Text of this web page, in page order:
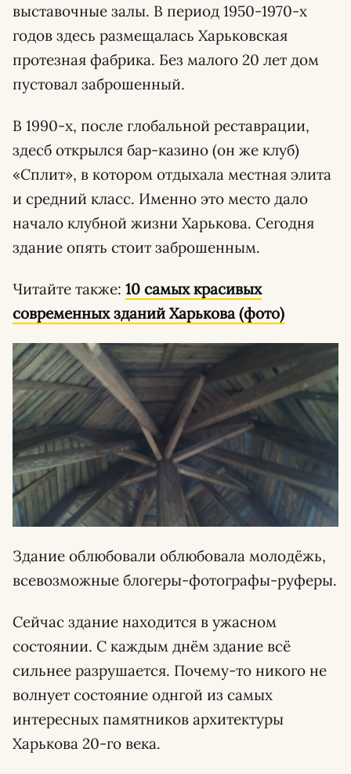
выставочные залы. В период 1950-1970-х
годов здесь размещалась Харьковская
протезная фабрика. Без малого 20 лет дом
пустовал заброшенный.
В 1990-х, после глобальной реставрации,
здесб открылся бар-казино (он же клуб)
«Сплит», в котором отдыхала местная элита
и средний класс. Именно это место дало
начало клубной жизни Харькова. Сегодня
здание опять стоит заброшенным.
Читайте также: 10 самых красивых
современных зданий Харькова (фото)
Здание облюбовали облюбовала молодёжь,
всевозможные блогеры-фотографы-руферы.
Сейчас здание находится в ужасном
состоянии. С каждым днём здание всё
сильнее разрушается. Почему-то никого не
волнует состояние однгой из самых
интересных памятников архитектуры
Харькова 20-го века.